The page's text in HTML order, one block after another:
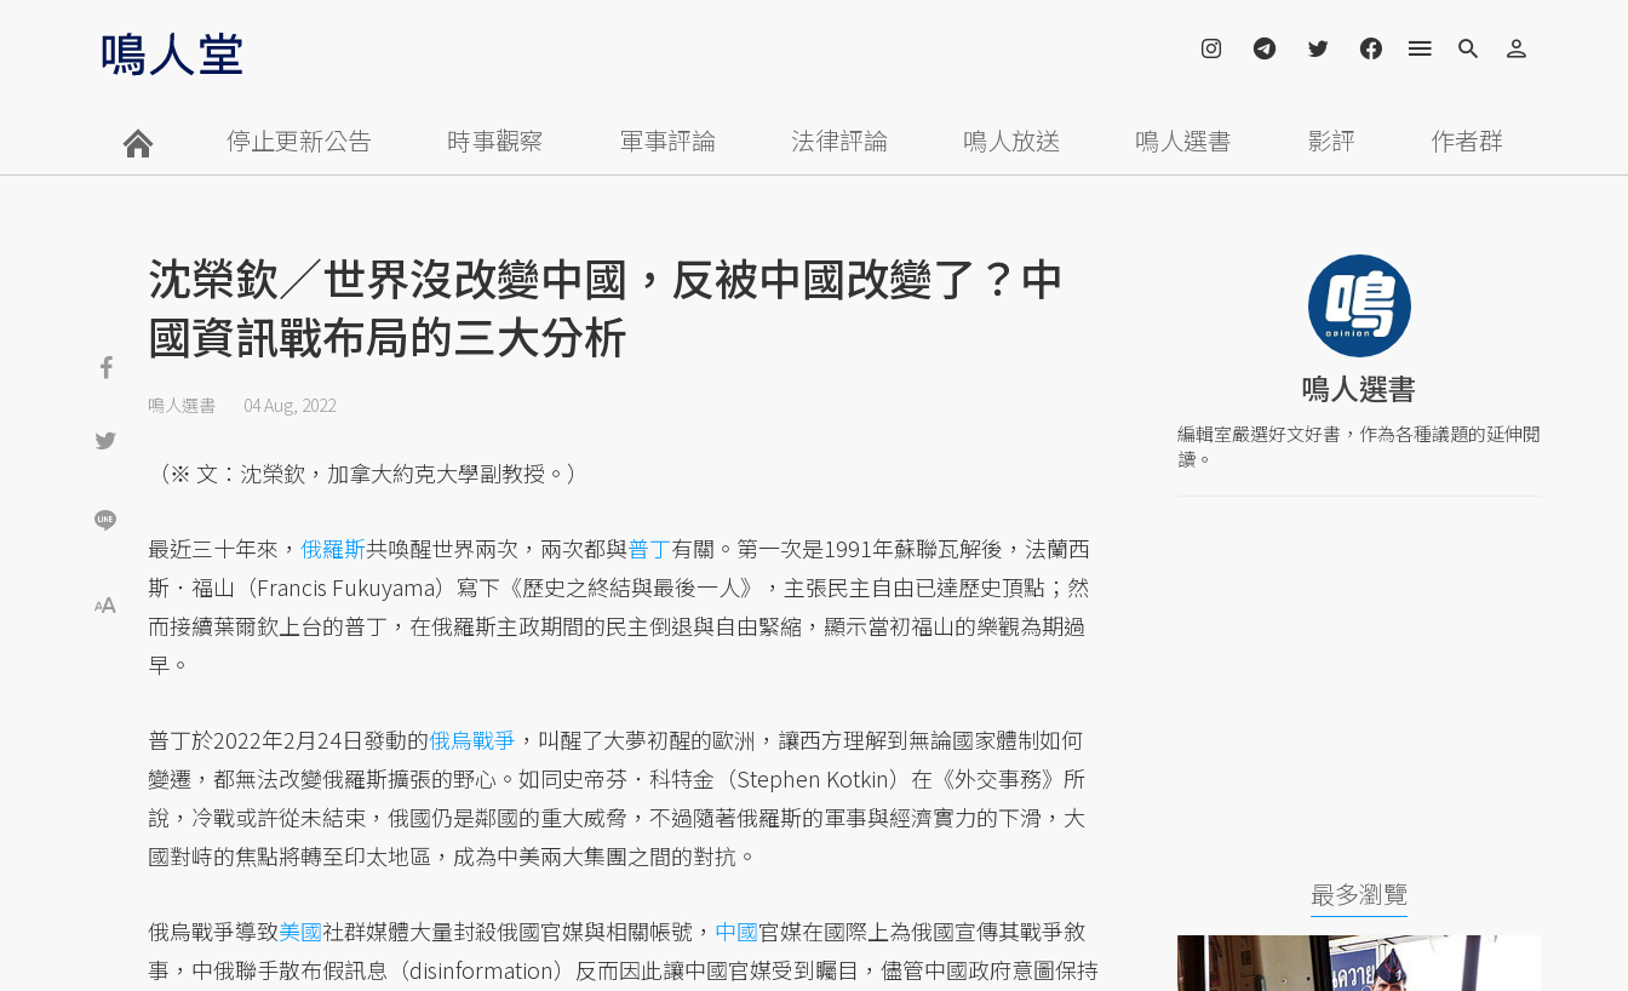
停止更新公告 時事觀察 軍事評論 法律評論 鳴人放送 鳴人選書 影評 作者群
沈榮欽／世界沒改變中國，反被中國改變了？中
國資訊戰布局的三大分析
鳴人選書 04 Aug, 2022
（※ 文：沈榮欽，加拿大約克大學副教授。）
最近三十年來， 俄羅斯共喚醒世界兩次，兩次都與普丁有關。第一次是1991年蘇聯瓦解後，法蘭西
斯．福山（Francis Fukuyama）寫下《歷史之終結與最後一人》，主張民主自由已達歷史頂點；然
而接續葉爾欽上台的普丁，在俄羅斯主政期間的民主倒退與自由緊縮，顯示當初福山的樂觀為期過
早。
普丁於2022年2月24日發動的俄烏戰爭 ，叫醒了大夢初醒的歐洲，讓西方理解到無論國家體制如何
變遷，都無法改變俄羅斯擴張的野心。如同史帝芬．科特金（Stephen Kotkin）在《外交事務》所
說，冷戰或許從未結束，俄國仍是鄰國的重大威脅，不過隨著俄羅斯的軍事與經濟實力的下滑，大
國對峙的焦點將轉至印太地區，成為中美兩大集團之間的對抗。
俄烏戰爭導致美國社群媒體大量封殺俄國官媒與相關帳號， 中國官媒在國際上為俄國宣傳其戰爭敘
事，中俄聯手散布假訊息（disinformation）反而因此讓中國官媒受到矚目，儘管中國政府意圖保持
鳴人選書
編輯室嚴選好文好書，作為各種議題的延伸閱
讀。
最多瀏覽